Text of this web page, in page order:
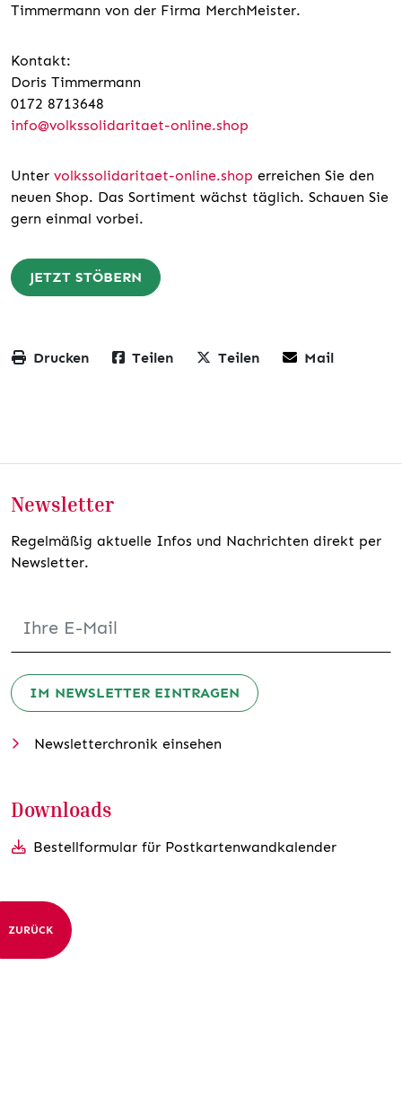
Timmermann von der Firma MerchMeister.
Kontakt:
Doris Timmermann
0172 8713648
info@volkssolidaritaet-online.shop
Unter volkssolidaritaet-online.shop erreichen Sie den
neuen Shop. Das Sortiment wächst täglich. Schauen Sie
gern einmal vorbei.
JETZT STÖBERN
Drucken Teilen Teilen Mail
Newsletter
Regelmäßig aktuelle Infos und Nachrichten direkt per
Newsletter.
IM NEWSLETTER EINTRAGEN
Newsletterchronik einsehen
Downloads
Bestellformular für Postkartenwandkalender
ZURÜCK